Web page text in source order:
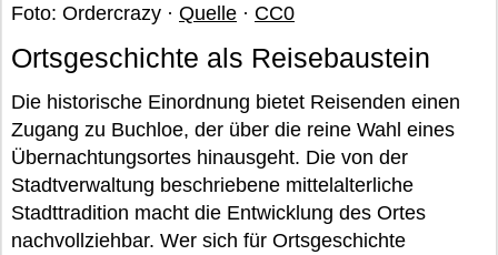
Foto: Ordercrazy · Quelle · CC0
Ortsgeschichte als Reisebaustein
Die historische Einordnung bietet Reisenden einen
Zugang zu Buchloe, der über die reine Wahl eines
Übernachtungsortes hinausgeht. Die von der
Stadtverwaltung beschriebene mittelalterliche
Stadttradition macht die Entwicklung des Ortes
nachvollziehbar. Wer sich für Ortsgeschichte